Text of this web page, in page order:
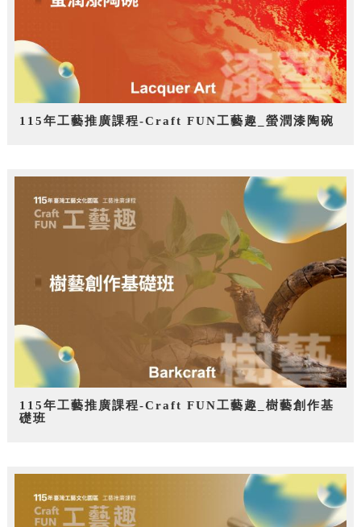
115年工藝推廣課程-Craft FUN工藝趣_螢潤漆陶碗
115年工藝推廣課程-Craft FUN工藝趣_樹藝創作基
礎班